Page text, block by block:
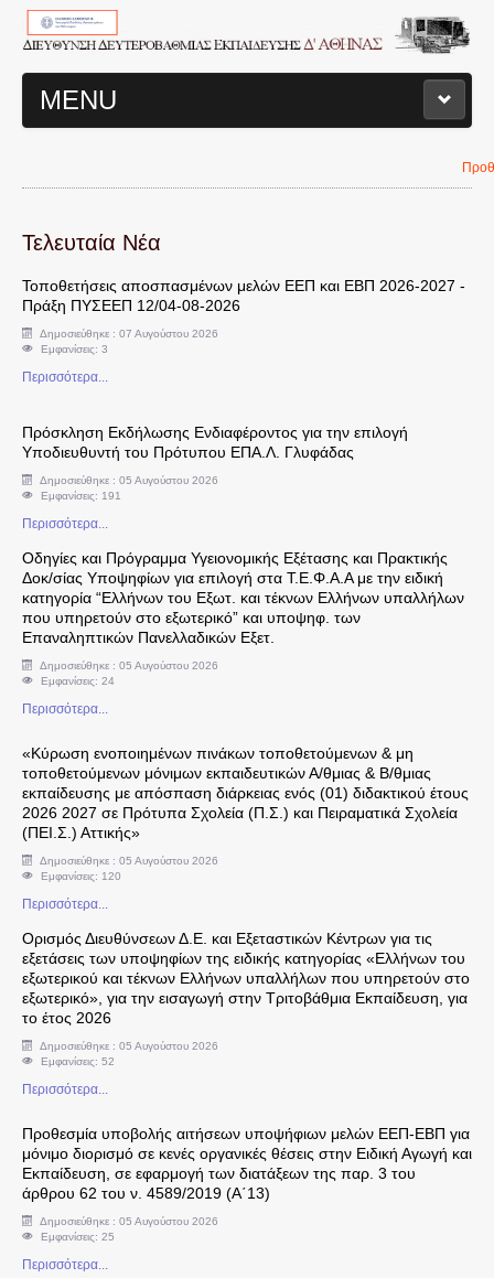
MENU
Τμήματα Διεύθυνσης
Σχολεία
Διοικητικά Θέματα
Υπηρεσιακές Μεταβολές
Άδειες
Συντάξεις
Αξιολόγηση - Πειθαρχικά
Κρατικό Πιστοποιητικό Γλωσομάθειας
Απόδοση Β' Ειδικότητας
Κρατικό Πιστοποιητικό Πληροφορικής
Πρότυπα Σχολεία
Πολιτογράφηση
Αναπληρωτές - Ωρομίσθιοι
Φροντιστήρια και Κέντρα Ξένων Γλωσσών
Μεταθέσεις - Αποσπάσεις - Μετατάξεις
Πανελλήνιες Εξετάσεις
Προκηρύξεις
Τελευταία Νέα
Τοποθετήσεις αποσπασμένων μελών ΕΕΠ και ΕΒΠ 2026-2027 -
Πράξη ΠΥΣΕΕΠ 12/04-08-2026
Δημοσιεύθηκε : 07 Αυγούστου 2026
Εμφανίσεις: 3
Περισσότερα...
Πρόσκληση Εκδήλωσης Ενδιαφέροντος για την επιλογή
Υποδιευθυντή του Πρότυπου ΕΠΑ.Λ. Γλυφάδας
Δημοσιεύθηκε : 05 Αυγούστου 2026
Εμφανίσεις: 191
Περισσότερα...
Οδηγίες και Πρόγραμμα Υγειονομικής Εξέτασης και Πρακτικής
Δοκ/σίας Υποψηφίων για επιλογή στα Τ.Ε.Φ.Α.Α με την ειδική
κατηγορία “Ελλήνων του Εξωτ. και τέκνων Ελλήνων υπαλλήλων
που υπηρετούν στο εξωτερικό” και υποψηφ. των
Επαναληπτικών Πανελλαδικών Εξετ.
Δημοσιεύθηκε : 05 Αυγούστου 2026
Εμφανίσεις: 24
Περισσότερα...
«Κύρωση ενοποιημένων πινάκων τοποθετούμενων & μη
τοποθετούμενων μόνιμων εκπαιδευτικών Α/θμιας & Β/θμιας
εκπαίδευσης με απόσπαση διάρκειας ενός (01) διδακτικού έτους
2026 2027 σε Πρότυπα Σχολεία (Π.Σ.) και Πειραματικά Σχολεία
(ΠΕΙ.Σ.) Αττικής»
Δημοσιεύθηκε : 05 Αυγούστου 2026
Εμφανίσεις: 120
Περισσότερα...
Ορισμός Διευθύνσεων Δ.Ε. και Εξεταστικών Κέντρων για τις
εξετάσεις των υποψηφίων της ειδικής κατηγορίας «Ελλήνων του
εξωτερικού και τέκνων Ελλήνων υπαλλήλων που υπηρετούν στο
εξωτερικό», για την εισαγωγή στην Τριτοβάθμια Εκπαίδευση, για
το έτος 2026
Δημοσιεύθηκε : 05 Αυγούστου 2026
Εμφανίσεις: 52
Περισσότερα...
Προθεσμία υποβολής αιτήσεων υποψήφιων μελών ΕΕΠ-ΕΒΠ για
μόνιμο διορισμό σε κενές οργανικές θέσεις στην Ειδική Αγωγή και
Εκπαίδευση, σε εφαρμογή των διατάξεων της παρ. 3 του
άρθρου 62 του ν. 4589/2019 (Α΄13)
Δημοσιεύθηκε : 05 Αυγούστου 2026
Εμφανίσεις: 25
Περισσότερα...